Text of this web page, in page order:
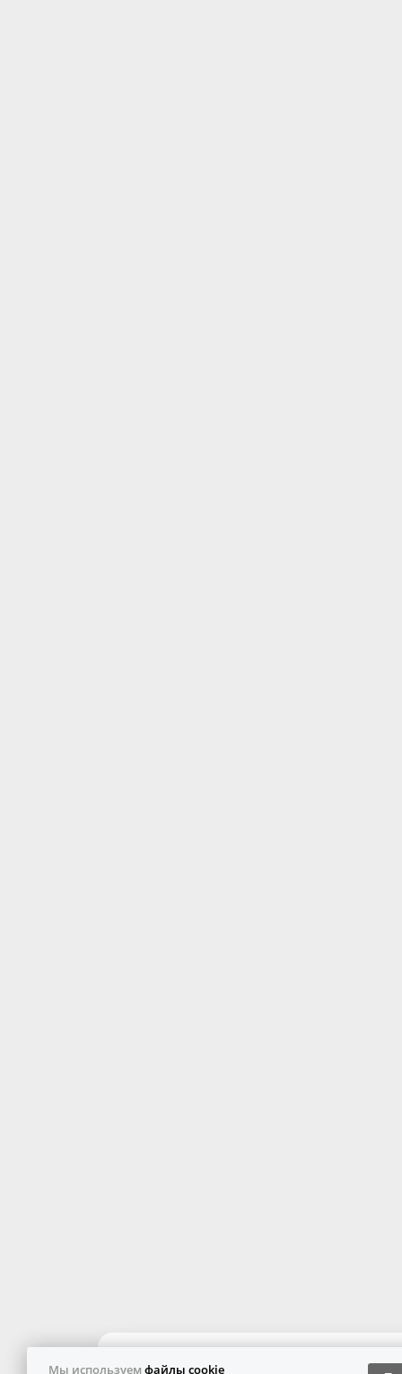
Мы используем файлы cookie